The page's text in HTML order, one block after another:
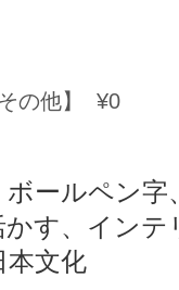
の他】 ¥0
ールペン字
す、インテ
本文化